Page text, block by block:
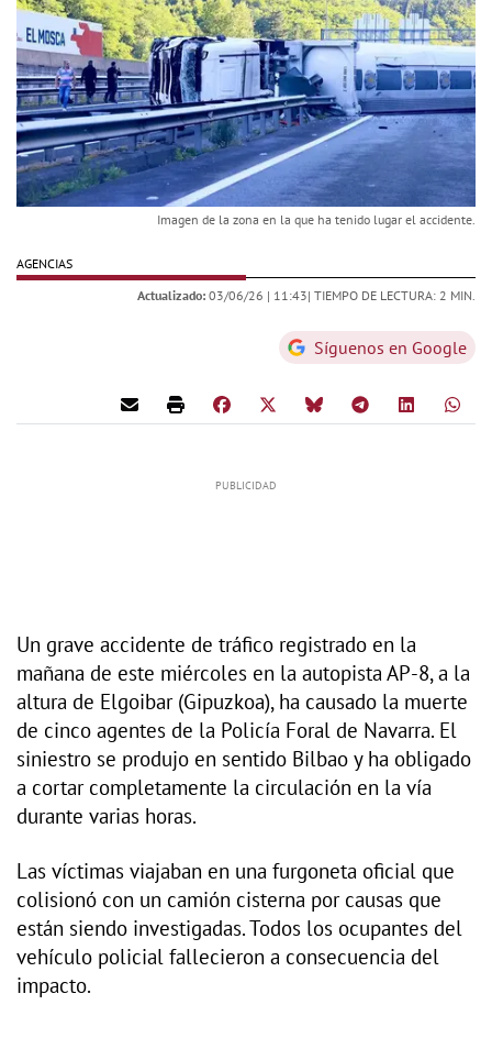
Imagen de la zona en la que ha tenido lugar el accidente.
AGENCIAS
Actualizado: 03/06/26 | 11:43| TIEMPO DE LECTURA: 2 MIN.
Síguenos en Google
Un grave accidente de tráfico registrado en la
mañana de este miércoles en la autopista AP-8, a la
altura de Elgoibar (Gipuzkoa), ha causado la muerte
de cinco agentes de la Policía Foral de Navarra. El
siniestro se produjo en sentido Bilbao y ha obligado
a cortar completamente la circulación en la vía
durante varias horas.
Las víctimas viajaban en una furgoneta oficial que
colisionó con un camión cisterna por causas que
están siendo investigadas. Todos los ocupantes del
vehículo policial fallecieron a consecuencia del
impacto.